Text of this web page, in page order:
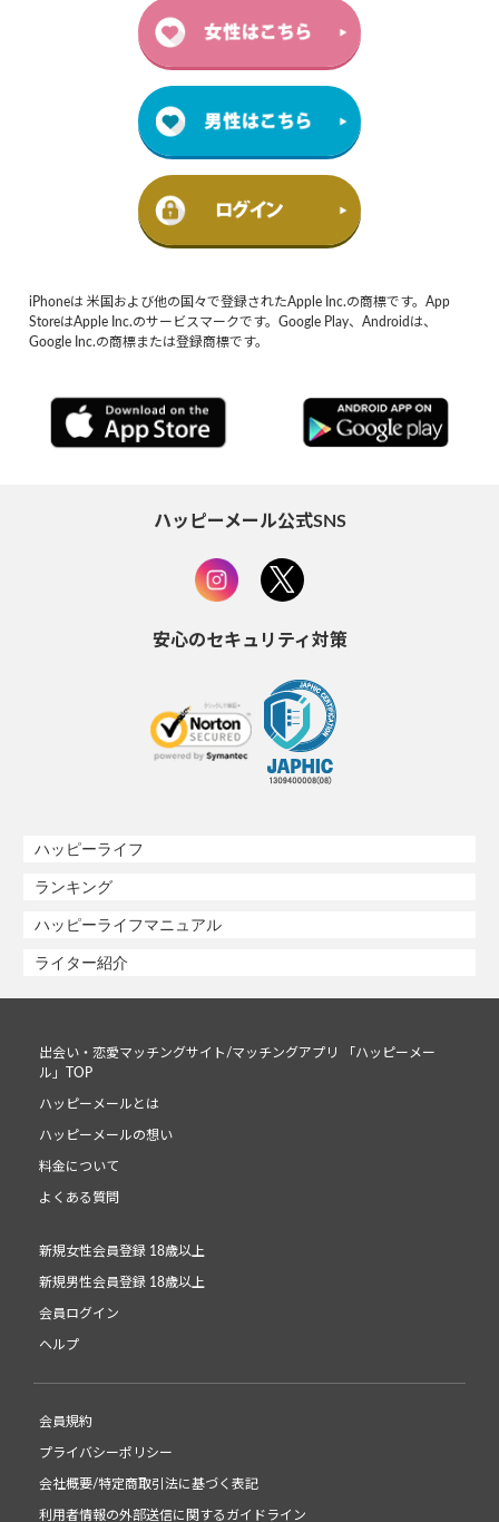
iPhoneは 米国および他の国々で登録されたApple Inc.の商標です。App
StoreはApple Inc.のサービスマークです。Google Play、Androidは、
Google Inc.の商標または登録商標です。
ハッピーメール公式SNS
安心のセキュリティ対策
ハッピーライフ
ランキング
ハッピーライフマニュアル
ライター紹介
出会い・恋愛マッチングサイト/マッチングアプリ 「ハッピーメー
ル」TOP
ハッピーメールとは
ハッピーメールの想い
料金について
よくある質問
新規女性会員登録 18歳以上
新規男性会員登録 18歳以上
会員ログイン
ヘルプ
会員規約
プライバシーポリシー
会社概要/特定商取引法に基づく表記
利用者情報の外部送信に関するガイドライン